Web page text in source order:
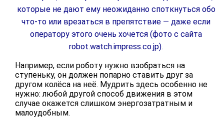
которые не дают ему неожиданно споткнуться обо
что-то или врезаться в препятствие — даже если
оператору этого очень хочется (фото с сайта
robot.watch.impress.co.jp).
Например, если роботу нужно взобраться на
ступеньку, он должен попарно ставить друг за
другом колёса на неё. Мудрить здесь особенно не
нужно: любой другой способ движения в этом
случае окажется слишком энергозатратным и
малоудобным.